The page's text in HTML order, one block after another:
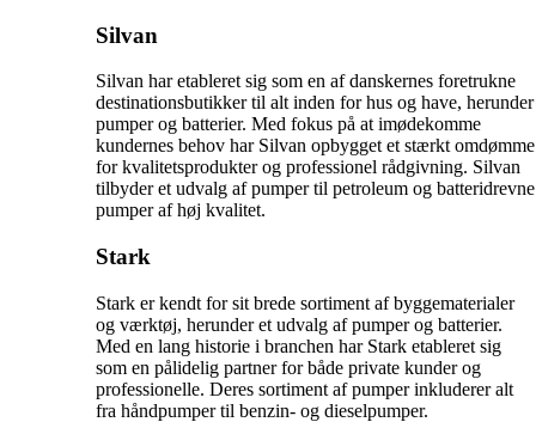
Silvan
Silvan har etableret sig som en af danskernes foretrukne
destinationsbutikker til alt inden for hus og have, herunder
pumper og batterier. Med fokus på at imødekomme
kundernes behov har Silvan opbygget et stærkt omdømme
for kvalitetsprodukter og professionel rådgivning. Silvan
tilbyder et udvalg af pumper til petroleum og batteridrevne
pumper af høj kvalitet.
Stark
Stark er kendt for sit brede sortiment af byggematerialer
og værktøj, herunder et udvalg af pumper og batterier.
Med en lang historie i branchen har Stark etableret sig
som en pålidelig partner for både private kunder og
professionelle. Deres sortiment af pumper inkluderer alt
fra håndpumper til benzin- og dieselpumper.